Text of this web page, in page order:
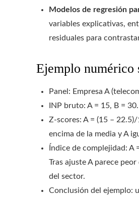
Modelos de regresión
variables explicativas,
residuales para
Ejemplo numérico
Panel: Empresa A
INP bruto: A = 15, B =
Z-scores: A = (15 –
encima de la media y A
Índice de complejidad:
Tras ajuste A parece
del sector.
Conclusión del ejemplo: